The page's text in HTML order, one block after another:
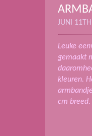
JUNI
Leuke
gemaakt
kleuren.
cm